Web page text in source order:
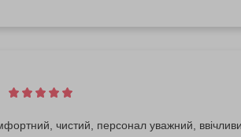
чистий, персонал уважний,